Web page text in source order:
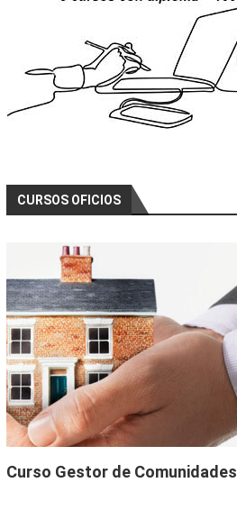
CURSOS OFICIOS
Curso Gestor de Comunidades